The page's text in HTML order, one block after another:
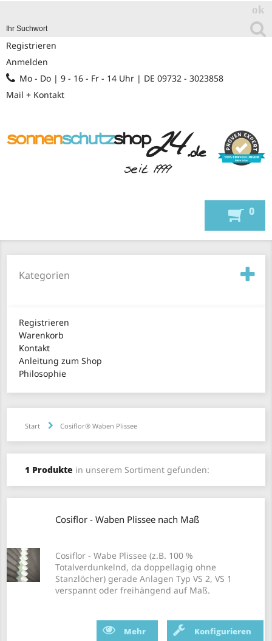
Registrieren
Anmelden
Mo - Do | 9 - 16 - Fr - 14 Uhr | DE 09732 - 3023858
Mail + Kontakt
0
Kategorien
Registrieren
Warenkorb
Kontakt
Anleitung zum Shop
Philosophie
Start Cosiflor® Waben Plissee
1 Produkte in unserem Sortiment gefunden:
Cosiflor - Waben Plissee nach Maß
Cosiflor - Wabe Plissee (z.B. 100 %
Totalverdunkelnd, da doppellagig ohne
Stanzlöcher) gerade Anlagen Typ VS 2, VS 1
verspannt oder freihängend auf Maß.
Mehr Konfigurieren